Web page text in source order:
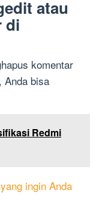
atau
di
komentar
Anda bisa
Redmi
ingin Anda